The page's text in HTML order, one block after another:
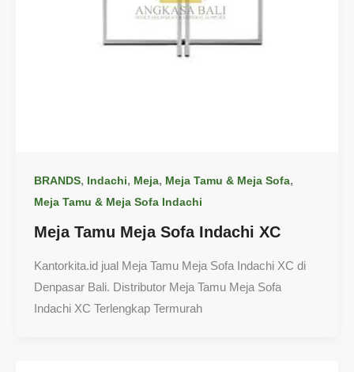
BRANDS, Indachi, Meja, Meja Tamu & Meja Sofa,
Meja Tamu & Meja Sofa Indachi
Meja Tamu Meja Sofa Indachi XC
Kantorkita.id jual Meja Tamu Meja Sofa Indachi XC di
Denpasar Bali. Distributor Meja Tamu Meja Sofa
Indachi XC Terlengkap Termurah